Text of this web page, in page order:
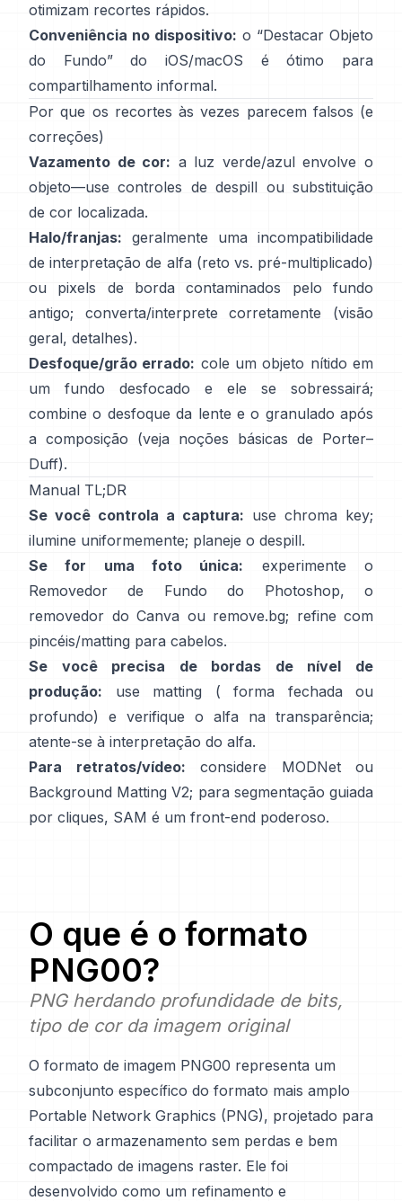
otimizam recortes rápidos.
Conveniência no dispositivo: o “Destacar Objeto
do Fundo” do iOS/macOS é ótimo para
compartilhamento informal.
Por que os recortes às vezes parecem falsos (e
correções)
Vazamento de cor: a luz verde/azul envolve o
objeto—use controles de despill ou substituição
de cor localizada.
Halo/franjas: geralmente uma incompatibilidade
de interpretação de alfa (reto vs. pré-multiplicado)
ou pixels de borda contaminados pelo fundo
antigo; converta/interprete corretamente
(visão
geral, detalhes).
Desfoque/grão errado: cole um objeto nítido em
um fundo desfocado e ele se sobressairá;
combine o desfoque da lente e o granulado após
a composição (veja noções básicas de Porter–
Duff).
Manual TL;DR
Se você controla a captura: use chroma key;
ilumine uniformemente; planeje o despill.
Se for uma foto única: experimente o
Removedor de Fundo do Photoshop,
o
removedor do Canva ou remove.bg; refine com
pincéis/matting para cabelos.
Se você precisa de bordas de nível de
produção: use matting ( forma fechada
ou
profundo) e verifique o alfa na transparência;
atente-se à interpretação do alfa.
Para retratos/vídeo: considere MODNetou
Background Matting V2; para segmentação guiada
por cliques, SAM é um front-end poderoso.
O que é o formato
PNG00?
PNG herdando profundidade de bits,
tipo de cor da imagem original
O formato de imagem PNG00 representa um
subconjunto específico do formato mais amplo
Portable Network Graphics (PNG), projetado para
facilitar o armazenamento sem perdas e bem
compactado de imagens raster. Ele foi
desenvolvido como um refinamento e